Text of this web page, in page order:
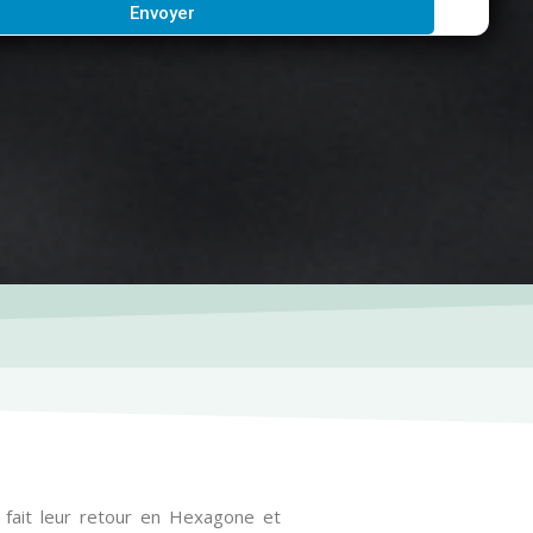
Envoyer
fait leur retour en Hexagone et